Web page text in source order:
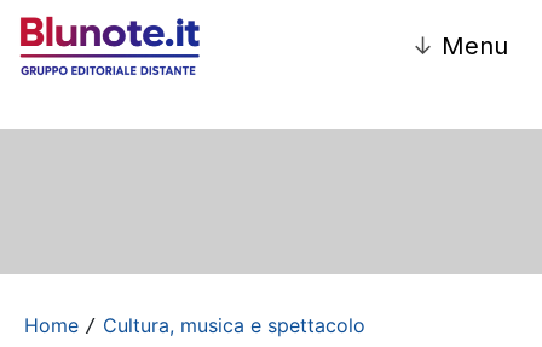
↓ Menu
Home / Cultura, musica e spettacolo